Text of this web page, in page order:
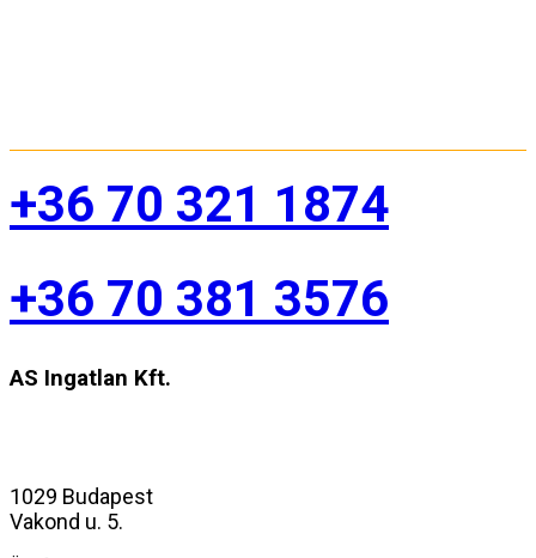
+36 70 321 1874
+36 70 381 3576
AS Ingatlan Kft.
1029 Budapest
Vakond u. 5.